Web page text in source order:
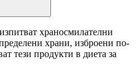
храносмилателни
храни, изброени по-
тези продукти в диета за